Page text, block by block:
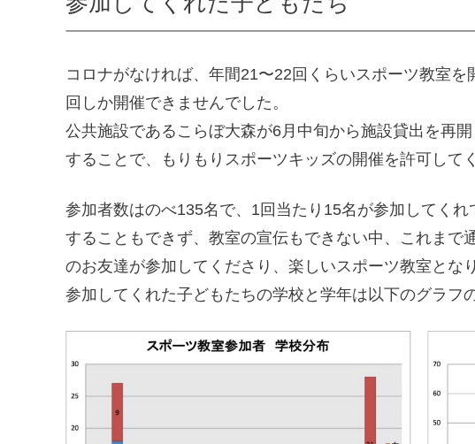
コロナがなければ、年間21〜22回くらいスポーツ教室
回しか開催できませんでした。
公共施設であるこらぼ大森が6月中旬から施設貸出を再
することで、もりもりスポーツキッズの開催を許可して
参加者数はのべ135名で、1回当たり15名が参加してく
することもできず、教室の宣伝もできない中、これまで
のお友達が参加してくださり、楽しいスポーツ教室とな
参加してくれた子どもたちの学校と学年は以下のグラフ